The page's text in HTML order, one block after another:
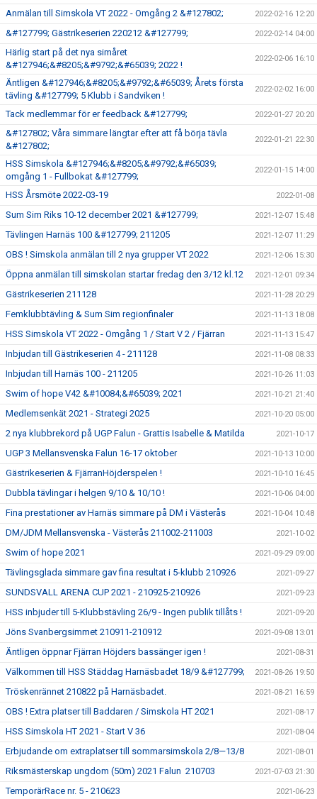
Anmälan till Simskola VT 2022 - Omgång 2 &#127802; 2022-02-16 12:20
&#127799; Gästrikeserien 220212 &#127799; 2022-02-14 04:00
Härlig start på det nya simåret
&#127946;&#8205;&#9792;&#65039; 2022 !
2022-02-06 16:10
Äntligen &#127946;&#8205;&#9792;&#65039; Årets första
tävling &#127799; 5 Klubb i Sandviken !
2022-02-02 16:00
Tack medlemmar för er feedback &#127799; 2022-01-27 20:20
&#127802; Våra simmare längtar efter att få börja tävla
&#127802;
2022-01-21 22:30
HSS Simskola &#127946;&#8205;&#9792;&#65039;
omgång 1 - Fullbokat &#127799;
2022-01-15 14:00
HSS Årsmöte 2022-03-19 2022-01-08
Sum Sim Riks 10-12 december 2021 &#127799; 2021-12-07 15:48
Tävlingen Harnäs 100 &#127799; 211205 2021-12-07 11:29
OBS ! Simskola anmälan till 2 nya grupper VT 2022 2021-12-06 15:30
Öppna anmälan till simskolan startar fredag den 3/12 kl.12 2021-12-01 09:34
Gästrikeserien 211128 2021-11-28 20:29
Femklubbtävling & Sum Sim regionfinaler 2021-11-13 18:08
HSS Simskola VT 2022 - Omgång 1 / Start V 2 / Fjärran 2021-11-13 15:47
Inbjudan till Gästrikeserien 4 - 211128 2021-11-08 08:33
Inbjudan till Harnäs 100 - 211205 2021-10-26 11:03
Swim of hope V42 &#10084;&#65039; 2021 2021-10-21 21:40
Medlemsenkät 2021 - Strategi 2025 2021-10-20 05:00
2 nya klubbrekord på UGP Falun - Grattis Isabelle & Matilda 2021-10-17
UGP 3 Mellansvenska Falun 16-17 oktober 2021-10-13 10:00
Gästrikeserien & FjärranHöjderspelen ! 2021-10-10 16:45
Dubbla tävlingar i helgen 9/10 & 10/10 ! 2021-10-06 04:00
Fina prestationer av Harnäs simmare på DM i Västerås 2021-10-04 10:48
DM/JDM Mellansvenska - Västerås 211002-211003 2021-10-02
Swim of hope 2021 2021-09-29 09:00
Tävlingsglada simmare gav fina resultat i 5-klubb 210926 2021-09-27
SUNDSVALL ARENA CUP 2021 - 210925-210926 2021-09-23
HSS inbjuder till 5-Klubbstävling 26/9 - Ingen publik tillåts ! 2021-09-20
Jöns Svanbergsimmet 210911-210912 2021-09-08 13:01
Äntligen öppnar Fjärran Höjders bassänger igen ! 2021-08-31
Välkommen till HSS Städdag Harnäsbadet 18/9 &#127799; 2021-08-26 19:50
Tröskenrännet 210822 på Harnäsbadet. 2021-08-21 16:59
OBS ! Extra platser till Baddaren / Simskola HT 2021 2021-08-17
HSS Simskola HT 2021 - Start V 36 2021-08-04
Erbjudande om extraplatser till sommarsimskola 2/8—13/8 2021-08-01
Riksmästerskap ungdom (50m) 2021 Falun 210703 2021-07-03 21:30
TemporärRace nr. 5 - 210623 2021-06-23